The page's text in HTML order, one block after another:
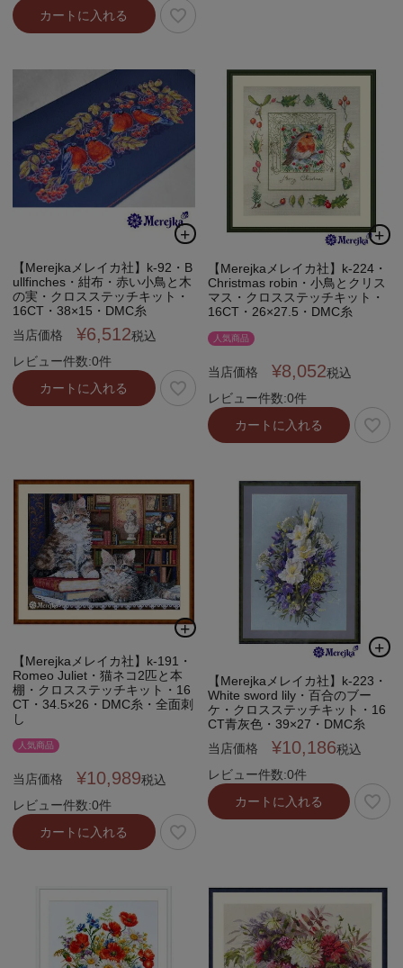
カートに入れる
【Merejkaメレイカ社】k-92・B
ullfinches・紺布・赤い小鳥と木
の実・クロスステッチキット・
16CT・38×15・DMC糸
当店価格
¥6,512税込
レビュー件数:0件
カートに入れる
【Merejkaメレイカ社】k-224・
Christmas robin・小鳥とクリス
マス・クロスステッチキット・
16CT・26×27.5・DMC糸
人気商品
当店価格 ¥8,052税込
レビュー件数:0件
カートに入れる
【Merejkaメレイカ社】k-191・
Romeo Juliet・猫ネコ2匹と本
棚・クロスステッチキット・16
CT・34.5×26・DMC糸・全面刺
し
人気商品
当店価格 ¥10,989税込
レビュー件数:0件
カートに入れる
【Merejkaメレイカ社】k-223・
White sword lily・百合のブー
ケ・クロスステッチキット・16
CT青灰色・39×27・DMC糸
当店価格
¥10,186税込
レビュー件数:0件
カートに入れる